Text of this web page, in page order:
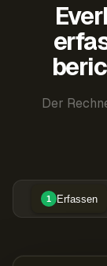
Der
1 Erfassen